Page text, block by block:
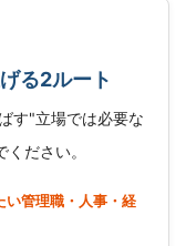
る2ルート
す"立場では必要な
ださい。
管理職・人事・経